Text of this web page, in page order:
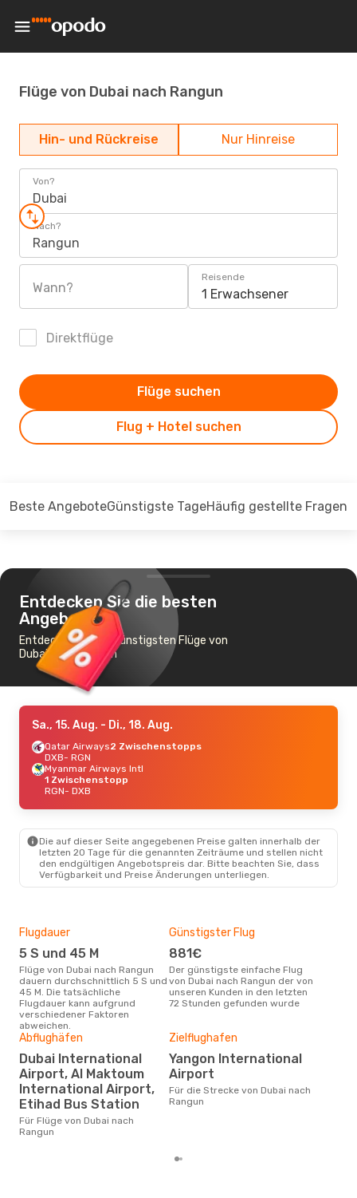
Flüge von Dubai nach Rangun
Hin- und Rückreise Nur Hinreise
Von?
Dubai
Nach?
Rangun
Wann?
Reisende
1 Erwachsener
Direktflüge
Flug + Hotel suchen
Flüge suchen
Beste AngeboteGünstigste TageHäufig gestellte Fragen
Entdecken Sie die besten
Angebote
Entdecken Sie die günstigsten Flüge von
Dubai nach Rangun
Sa., 15. Aug. - Di., 18. Aug.
Qatar Airways2 Zwischenstopps
DXB- RGN
Myanmar Airways Intl
1 Zwischenstopp
RGN- DXB
Die auf dieser Seite angegebenen Preise galten innerhalb der
letzten 20 Tage für die genannten Zeiträume und stellen nicht
den endgültigen Angebotspreis dar. Bitte beachten Sie, dass
Verfügbarkeit und Preise Änderungen unterliegen.
Flugdauer
5 S und 45 M
Flüge von Dubai nach Rangun
dauern durchschnittlich 5 S und
45 M. Die tatsächliche
Flugdauer kann aufgrund
verschiedener Faktoren
abweichen.
Günstigster Flug
881€
Der günstigste einfache Flug
von Dubai nach Rangun der von
unseren Kunden in den letzten
72 Stunden gefunden wurde
Abflughäfen
Dubai International
Airport, Al Maktoum
International Airport,
Etihad Bus Station
Für Flüge von Dubai nach
Rangun
Zielflughafen
Yangon International
Airport
Für die Strecke von Dubai nach
Rangun